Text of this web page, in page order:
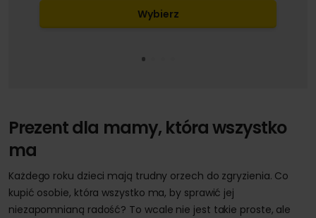
Wybierz
Prezent dla mamy, która wszystko
ma
Każdego roku dzieci mają trudny orzech do zgryzienia. Co
kupić osobie, która wszystko ma, by sprawić jej
niezapomnianą radość? To wcale nie jest takie proste, ale